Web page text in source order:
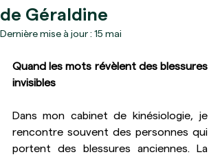
de Géraldine
Dernière mise à jour : 15 mai
Quand les mots révèlent des blessures
invisibles
Dans mon cabinet de kinésiologie, je
rencontre souvent des personnes qui
portent des blessures anciennes. La